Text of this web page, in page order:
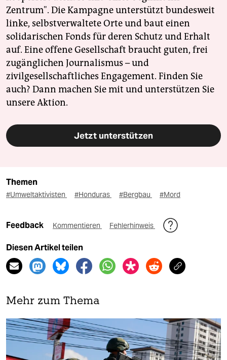
Zentrum". Die Kampagne unterstützt bundesweit
linke, selbstverwaltete Orte und baut einen
solidarischen Fonds für deren Schutz und Erhalt
auf. Eine offene Gesellschaft braucht guten, frei
zugänglichen Journalismus – und
zivilgesellschaftliches Engagement. Finden Sie
auch? Dann machen Sie mit und unterstützen Sie
unsere Aktion.
Jetzt unterstützen
Themen
#Umweltaktivisten #Honduras #Bergbau #Mord
Feedback Kommentieren Fehlerhinweis
Diesen Artikel teilen
Mehr zum Thema